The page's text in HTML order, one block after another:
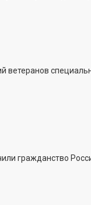
ветеранов
гражданство